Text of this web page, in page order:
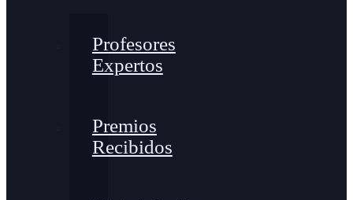
Profesores
Expertos
Premios
Recibidos